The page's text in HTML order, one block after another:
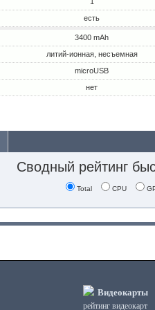
есть
3400 mAh
литий-ионная, несъемная
microUSB
нет
Сводный рейтинг
Total CPU
Видеокарты
рейтинг видеокарт